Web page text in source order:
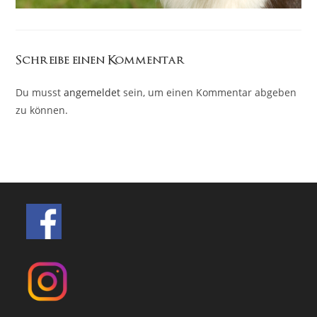
Schreibe einen Kommentar
Du musstangemeldet sein, um einen Kommentar abgeben
zu können.